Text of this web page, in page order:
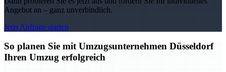
Angebot an – ganz unverbindlich.
Jetzt Anfrage starten
So planen Sie mit Umzugsunternehmen Düsseldorf
Ihren Umzug erfolgreich